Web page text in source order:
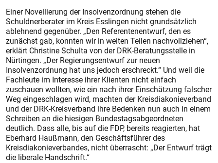
Einer Novellierung der Insolvenzordnung stehen die
Schuldnerberater im Kreis Esslingen nicht grundsätzlich
ablehnend gegenüber. „Den Referentenentwurf, den es
zunächst gab, konnten wir in weiten Teilen nachvollziehen“,
erklärt Christine Schulta von der DRK-Beratungsstelle in
Nürtingen. „Der Regierungsentwurf zur neuen
Insolvenzordnung hat uns jedoch erschreckt.“ Und weil die
Fachleute im Interesse ihrer Klienten nicht einfach
zuschauen wollten, wie ein nach ihrer Einschätzung falscher
Weg eingeschlagen wird, machten der Kreisdiakonieverband
und der DRK-Kreisverband ihre Bedenken nun auch in einem
Schreiben an die hiesigen Bundestagsabgeordneten
deutlich. Dass alle, bis auf die FDP, bereits reagierten, hat
Eberhard Haußmann, den Geschäftsführer des
Kreisdiakonieverbandes, nicht überrascht: „Der Entwurf trägt
die liberale Handschrift.“